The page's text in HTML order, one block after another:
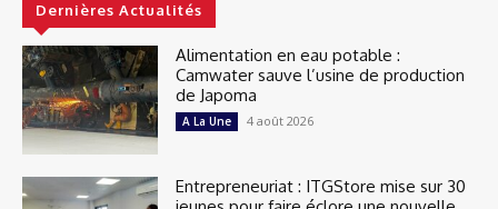
Dernières Actualités
Alimentation en eau potable :
Camwater sauve l’usine de production
de Japoma
A La Une 4 août 2026
Entrepreneuriat : ITGStore mise sur 30